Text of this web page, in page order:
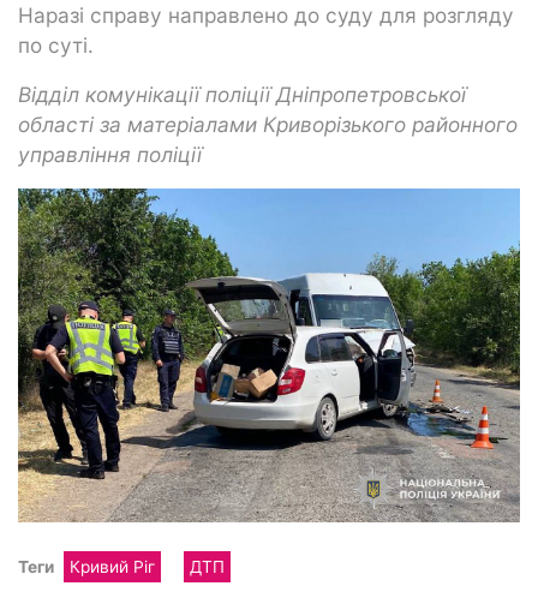
Наразі справу направлено до суду для розгляду
по суті.
Відділ комунікації поліції Дніпропетровської
області за матеріалами Криворізького районного
управління поліції
Теги Кривий Ріг ДТП